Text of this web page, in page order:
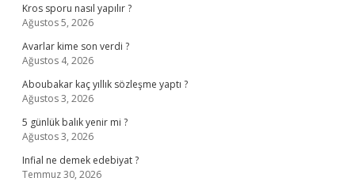
Kros sporu nasıl yapılır ?
Ağustos 5, 2026
Avarlar kime son verdi ?
Ağustos 4, 2026
Aboubakar kaç yıllık sözleşme yaptı ?
Ağustos 3, 2026
5 günlük balık yenir mi ?
Ağustos 3, 2026
Infial ne demek edebiyat ?
Temmuz 30, 2026